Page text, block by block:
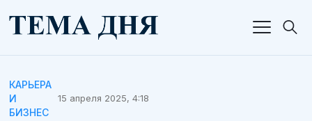
КАРЬЕРА
И
БИЗНЕС
15 апреля 2025, 4:18